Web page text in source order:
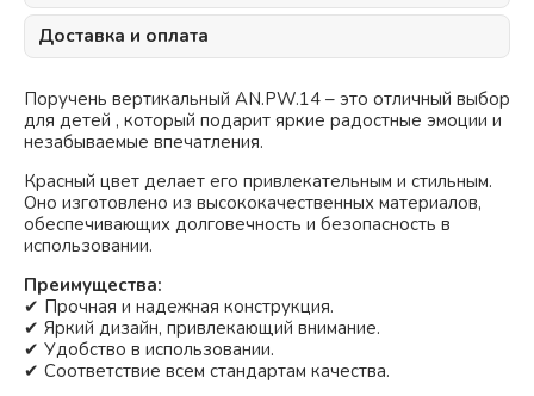
Доставка и оплата
Поручень вертикальный AN.PW.14 – это отличный выбор
для детей , который подарит яркие радостные эмоции и
незабываемые впечатления.
Красный цвет делает его привлекательным и стильным.
Оно изготовлено из высококачественных материалов,
обеспечивающих долговечность и безопасность в
использовании.
Преимущества:
✔ Прочная и надежная конструкция.
✔ Яркий дизайн, привлекающий внимание.
✔ Удобство в использовании.
✔ Соответствие всем стандартам качества.